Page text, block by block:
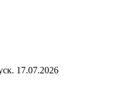
17.07.2026